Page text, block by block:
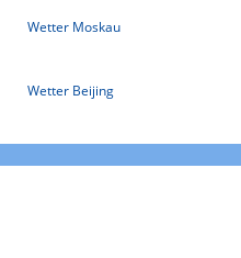
Wetter Moskau
Wetter Beijing